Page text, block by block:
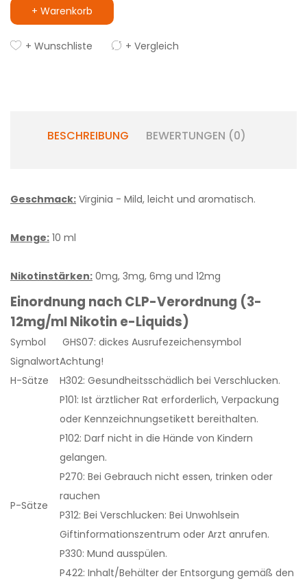
+ Warenkorb
+ Wunschliste + Vergleich
BESCHREIBUNG BEWERTUNGEN (0)
Geschmack: Virginia - Mild, leicht und aromatisch.
Menge: 10 ml
Nikotinstärken: 0mg, 3mg, 6mg und 12mg
Einordnung nach CLP-Verordnung (3-
12mg/ml Nikotin e-Liquids)
Symbol
GHS07: dickes Ausrufezeichensymbol
SignalwortAchtung!
H-Sätze
H302: Gesundheitsschädlich bei Verschlucken.
P-Sätze
P101: Ist ärztlicher Rat erforderlich, Verpackung
oder Kennzeichnungsetikett bereithalten.
P102: Darf nicht in die Hände von Kindern
gelangen.
P270: Bei Gebrauch nicht essen, trinken oder
rauchen
P312: Bei Verschlucken: Bei Unwohlsein
Giftinformationszentrum oder Arzt anrufen.
P330: Mund ausspülen.
P422: Inhalt/Behälter der Entsorgung gemäß den